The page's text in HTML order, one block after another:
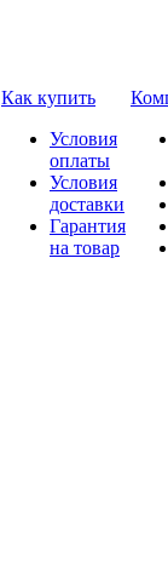
Как купить
Условия
оплаты
Условия
доставки
Гарантия
на товар